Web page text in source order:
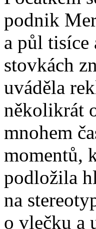
podnik
a půl tisíce
stovkách
uváděla
několikrát
mnohem
momentů,
podložila
na
o vlečku a